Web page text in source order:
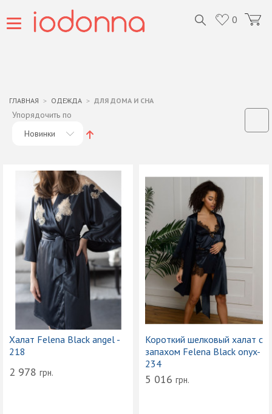
0
ГЛАВНАЯ ОДЕЖДА ДЛЯ ДОМА И СНА
Упорядочить по
Новинки
Халат Felena Black angel -
218
2 978 грн.
Короткий шелковый халат с
запахом Felena Black onyx-
234
5 016 грн.